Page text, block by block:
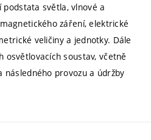
světla, vlnové a
záření, elektrické
veličiny a jednotky. Dále
osvětlovacích soustav, včetně
provozu a údržby